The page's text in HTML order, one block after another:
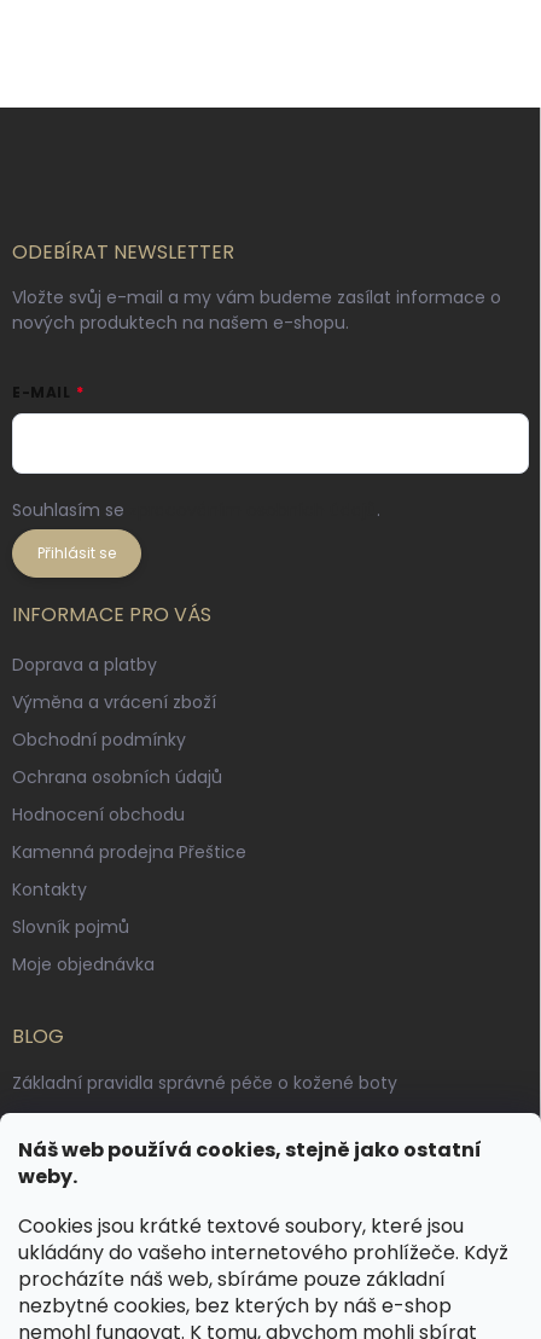
Náš web používá cookies, stejně jako ostatní
weby.
Cookies jsou krátké textové soubory, které jsou
ukládány do vašeho internetového prohlížeče. Když
procházíte náš web, sbíráme pouze základní
nezbytné cookies, bez kterých by náš e-shop
nemohl fungovat. K tomu, abychom mohli sbírat
ODEBÍRAT NEWSLETTER
Vložte svůj e-mail a my vám budeme zasílat informace o
nových produktech na našem e-shopu.
E-MAIL
Souhlasím se .
Přihlásit se
INFORMACE PRO VÁS
Doprava a platby
Výměna a vrácení zboží
Obchodní podmínky
Ochrana osobních údajů
Hodnocení obchodu
Kamenná prodejna Přeštice
Kontakty
Slovník pojmů
Moje objednávka
BLOG
Základní pravidla správné péče o kožené boty
Výroba českých kožených opasků: vůně pravé kůže, dotek
řemesla
KONTAKT
dotazy@spongr.cz